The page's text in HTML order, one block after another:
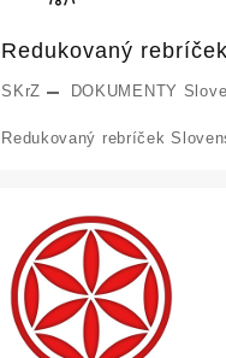
Redukovaný
SKrZ DOKUMENTY
Redukovaný rebríček